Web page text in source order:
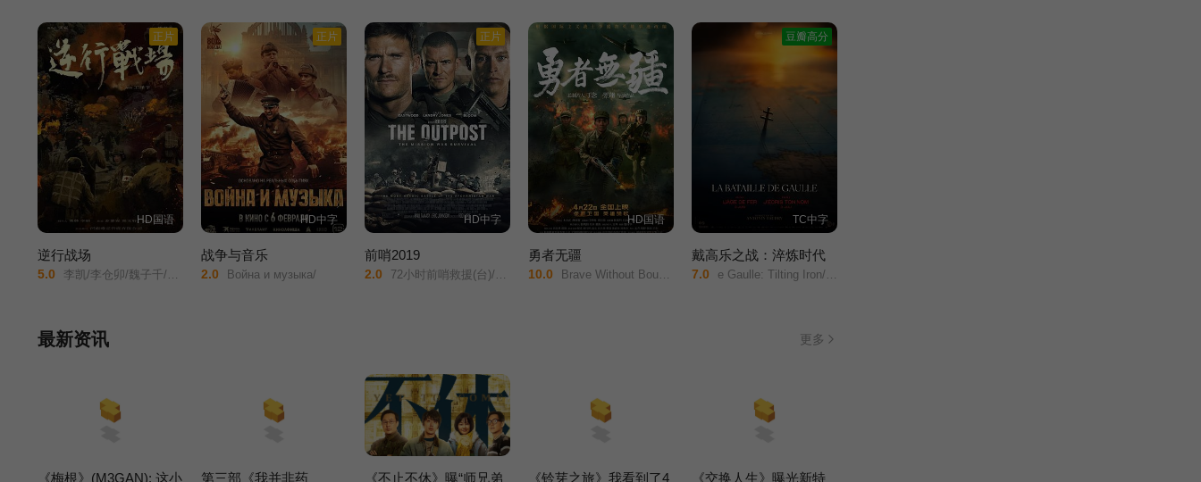
正片
HD国语
逆行战场
5.0 李凯/李仓卯/魏子千/张洪睿/江水/梁恩/郭巳明/魏蓝天/池瑞淋/孟天鸿/高森/士林/李霈瑶/孟泽承/
正片
HD中字
战争与音乐
2.0 Война и музыка/
正片
HD中字
前哨2019
2.0 72小时前哨救援(台)/前哨基地/
HD国语
勇者无疆
10.0 Brave Without Boundaries/
豆瓣高分
TC中字
戴高乐之战：淬炼时代
7.0 e Gaulle: Tilting Iron/La Bataille De Gaulle/De Gaulle: Résistance/
最新资讯 更多
《梅根》(M3GAN): 这小 第三部《我并非药 《不止不休》曝“师兄弟 《铃芽之旅》我看到了4 《交换人生》曝光新特